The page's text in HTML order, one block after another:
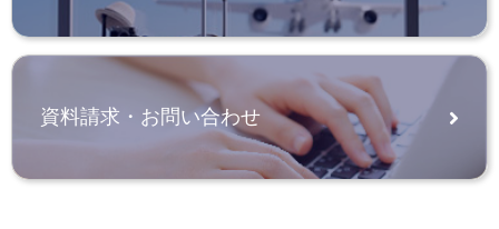
資料請求・お問い合わせ